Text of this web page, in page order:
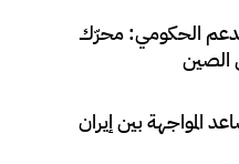
الحكومي: محرّك
الصين
المواجهة بين إيران